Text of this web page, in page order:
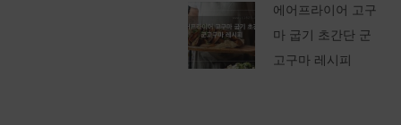
에어프라이어 고구
마 굽기 초간단 군
고구마 레시피